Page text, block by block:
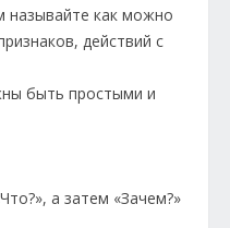
называйте как можно
действий с
быть простыми и
а затем «Зачем?»